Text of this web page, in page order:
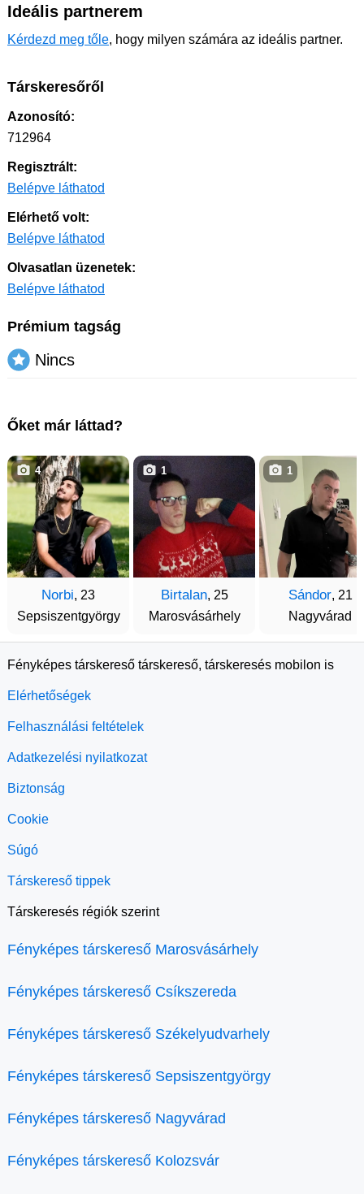
Ideális partnerem
Kérdezd meg tőle, hogy milyen számára az ideális partner.
Társkeresőről
Azonosító:
712964
Regisztrált:
Belépve láthatod
Elérhető volt:
Belépve láthatod
Olvasatlan üzenetek:
Belépve láthatod
Prémium tagság
Nincs
Őket már láttad?
Norbi, 23
Sepsiszentgyörgy
4
Birtalan, 25
Marosvásárhely
1
Sándor, 21
Nagyvárad
1
Fényképes társkereső társkereső, társkeresés mobilon is
Elérhetőségek
Felhasználási feltételek
Adatkezelési nyilatkozat
Biztonság
Cookie
Súgó
Társkereső tippek
Társkeresés régiók szerint
Fényképes társkereső Marosvásárhely
Fényképes társkereső Csíkszereda
Fényképes társkereső Székelyudvarhely
Fényképes társkereső Sepsiszentgyörgy
Fényképes társkereső Nagyvárad
Fényképes társkereső Kolozsvár